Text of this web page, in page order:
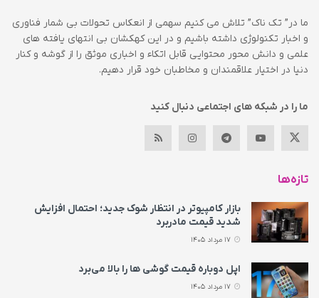
ما در” تک ناک” تلاش می کنیم سهمی از انعکاس تحولات بی شمار فناوری
و اخبار تکنولوژی داشته باشیم و در این کهکشان بی انتهای یافته های
علمی و دانش محور محتوایی قابل اتکاء و اخباری موثق را از گوشه و کنار
دنیا در اختیار علاقمندان و مخاطبان خود قرار دهیم.
ما را در شبکه های اجتماعی دنبال کنید
تازه‌ها
بازار کامپیوتر در انتظار شوک جدید؛ احتمال افزایش
شدید قیمت مادربرد
اپل دوباره قیمت‌ گوشی ها را بالا می‌برد